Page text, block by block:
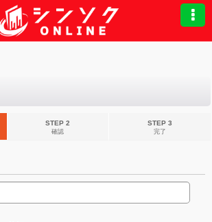
STEP 2
確認
STEP 3
完了